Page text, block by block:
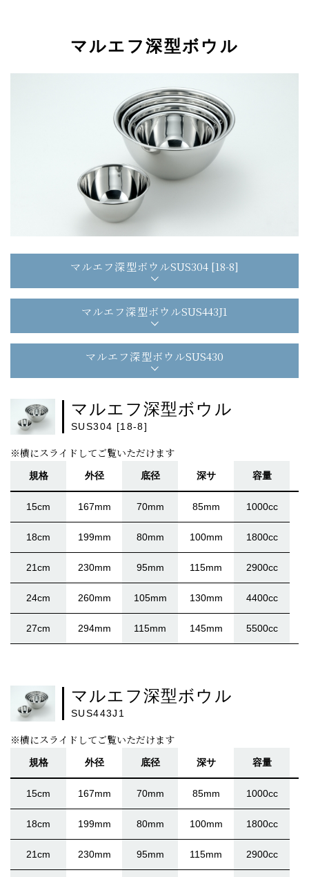
マルエフ深型ボウル
マルエフ深型ボウルSUS304 [18-8]
マルエフ深型ボウルSUS443J1
マルエフ深型ボウルSUS430
マルエフ深型ボウル
SUS304 [18-8]
※横にスライドしてご覧いただけます
規格 外径 底径 深サ 容量
15cm 167mm 70mm 85mm 1000cc
18cm 199mm 80mm 100mm 1800cc
21cm 230mm 95mm 115mm 2900cc
24cm 260mm 105mm 130mm 4400cc
27cm 294mm 115mm 145mm 5500cc
マルエフ深型ボウル
SUS443J1
※横にスライドしてご覧いただけます
規格 外径 底径 深サ 容量
15cm 167mm 70mm 85mm 1000cc
18cm 199mm 80mm 100mm 1800cc
21cm 230mm 95mm 115mm 2900cc